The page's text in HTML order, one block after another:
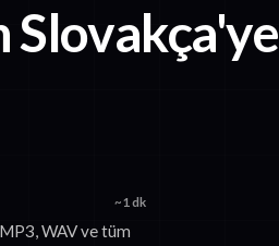
Slovakça'ye
~1 dk
WAV ve tüm